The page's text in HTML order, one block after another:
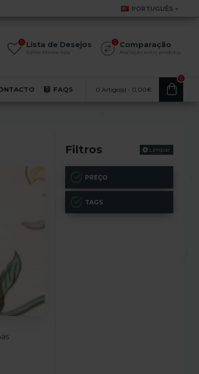
PORTUGUÊS
Lista de Desejos
Editar Minha lista
0 Comparação
Avaliação entre produtos
0
FAQS 0 Artigo(s) - 0,00€
0
Filtros Limpar
PREÇO
TAGS